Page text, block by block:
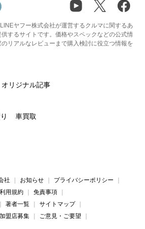
ヤフー株式会社が運営するクルマに関するあ
するサイトです。価格やスペックなどの公式情
リアルなレビューまで購入検討に役立つ情報を
オリジナル記事
車買取
社 お知らせ
プライバシーポリシー
利用規約
免責事項
著者一覧
サイトマップ
盟店募集
ご意見・ご要望